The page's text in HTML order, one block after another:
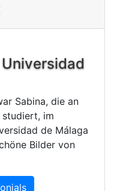
Sabina, die an
im
de Málaga
Bilder von